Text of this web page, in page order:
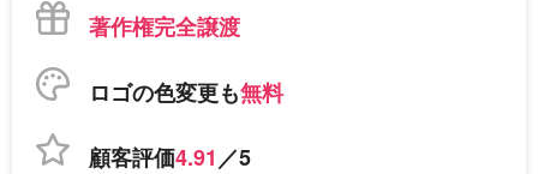
著作権完全譲渡
ロゴの色変更も無料
顧客評価4.91／5